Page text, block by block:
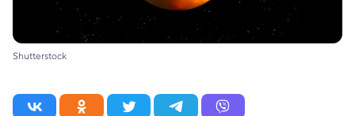
Shutterstock